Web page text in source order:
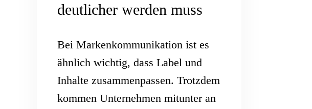
deutlicher werden muss
Bei Markenkommunikation ist es
ähnlich wichtig, dass Label und
Inhalte zusammenpassen. Trotzdem
kommen Unternehmen mitunter an